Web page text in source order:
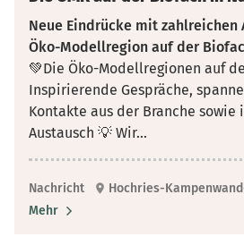
Neue Eindrücke mit zahlreichen
Öko-Modellregion auf der
💚Die Öko-Modellregionen auf
Inspirierende Gespräche,
Kontakte aus der Branche
Austausch 💡 Wir...
Nachricht
Hochries-
Mehr